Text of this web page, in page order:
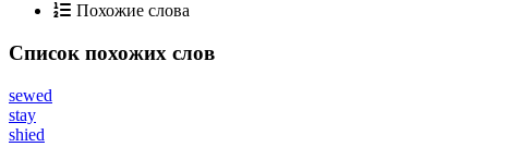
Похожие слова
Список похожих слов
sewed
stay
shied